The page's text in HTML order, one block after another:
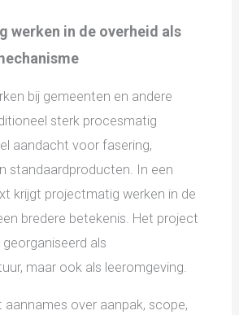
werken in de overheid als
bij gemeenten en andere
sterk procesmatig
aandacht voor fasering,
standaardproducten. In een
krijgt projectmatig werken in de
bredere betekenis. Het project
als
maar ook als leeromgeving.
over aanpak, scope,